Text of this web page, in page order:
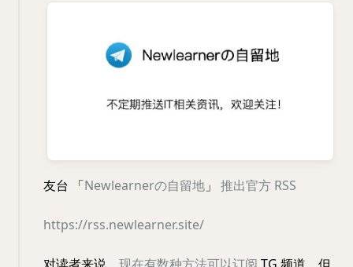
友台 「Newlearnerの自留地」 推出官方 RSS
https://rss.newlearner.site/